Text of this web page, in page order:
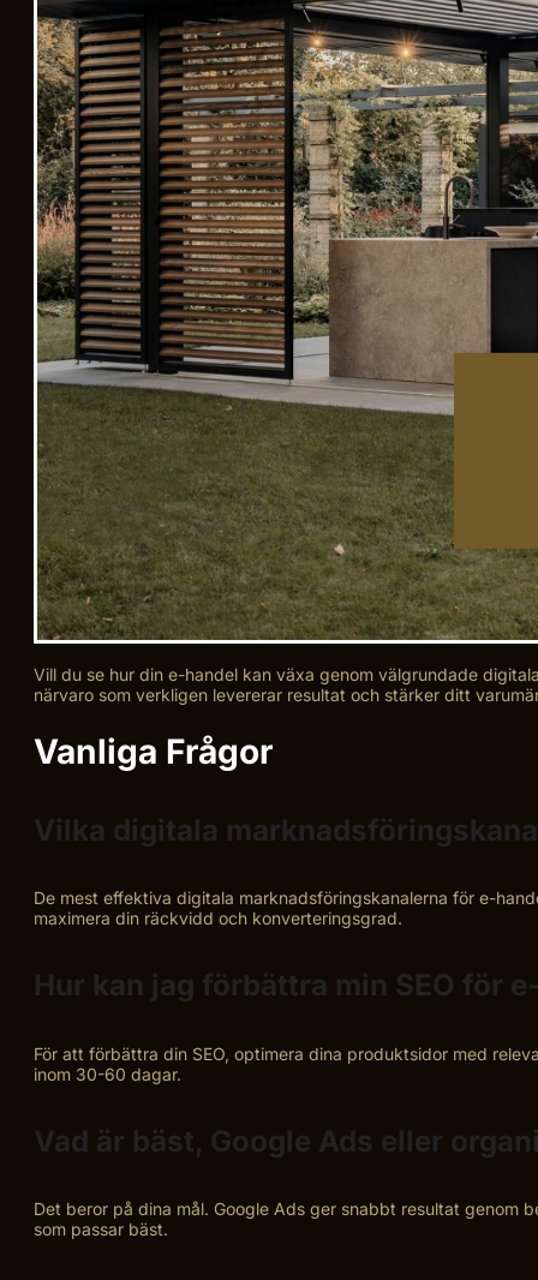
Vill du se hur din e-handel kan växa genom välgrundade
närvaro som verkligen levererar resultat och stärker ditt
Vanliga Frågor
Vilka digitala
De mest effektiva digitala marknadsföringskanalerna för e-
maximera din räckvidd och konverteringsgrad.
Hur kan jag förbättra min SEO för
För att förbättra din SEO, optimera dina produktsidor med
inom 30-60 dagar.
Vad är bäst, Google Ads eller
Det beror på dina mål. Google Ads ger snabbt resultat
som passar bäst.